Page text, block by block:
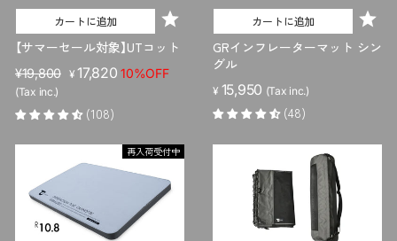
カートに追加
【サマーセール対象】UTコット
販
売
価
格
¥19,800 セ
ル
価
格
¥ 17,82010%OFF
(Tax inc.)
(108)
カートに追加
GRインフレーターマット シン
グル
¥ 15,950 (Tax inc.)
(48)
再入荷受付中